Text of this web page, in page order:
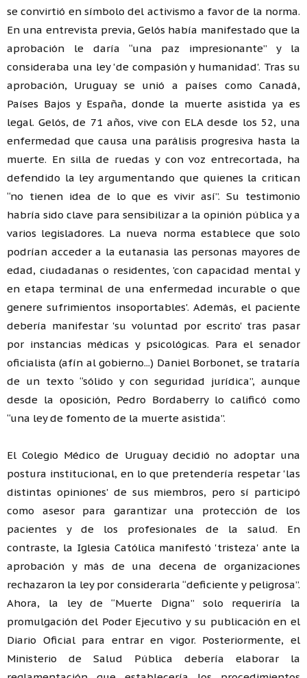
se convirtió en símbolo del activismo a favor de la norma.
En una entrevista previa, Gelós había manifestado que la
aprobación le daría “una paz impresionante” y la
consideraba una ley 'de compasión y humanidad'. Tras su
aprobación, Uruguay se unió a países como Canadá,
Países Bajos y España, donde la muerte asistida ya es
legal. Gelós, de 71 años, vive con ELA desde los 52, una
enfermedad que causa una parálisis progresiva hasta la
muerte. En silla de ruedas y con voz entrecortada, ha
defendido la ley argumentando que quienes la critican
“no tienen idea de lo que es vivir así”. Su testimonio
habría sido clave para sensibilizar a la opinión pública y a
varios legisladores. La nueva norma establece que solo
podrían acceder a la eutanasia las personas mayores de
edad, ciudadanas o residentes, 'con capacidad mental y
en etapa terminal de una enfermedad incurable o que
genere sufrimientos insoportables'. Además, el paciente
debería manifestar 'su voluntad por escrito' tras pasar
por instancias médicas y psicológicas. Para el senador
oficialista (afín al gobierno...) Daniel Borbonet, se trataría
de un texto “sólido y con seguridad jurídica”, aunque
desde la oposición, Pedro Bordaberry lo calificó como
“una ley de fomento de la muerte asistida”.
El Colegio Médico de Uruguay decidió no adoptar una
postura institucional, en lo que pretendería respetar 'las
distintas opiniones' de sus miembros, pero sí participó
como asesor para garantizar una protección de los
pacientes y de los profesionales de la salud. En
contraste, la Iglesia Católica manifestó 'tristeza' ante la
aprobación y más de una decena de organizaciones
rechazaron la ley por considerarla “deficiente y peligrosa”.
Ahora, la ley de “Muerte Digna” solo requeriría la
promulgación del Poder Ejecutivo y su publicación en el
Diario Oficial para entrar en vigor. Posteriormente, el
Ministerio de Salud Pública debería elaborar la